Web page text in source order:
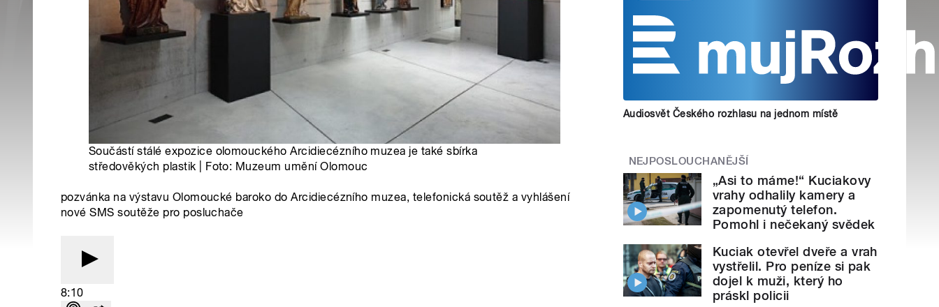
Součástí stálé expozice olomouckého Arcidiecézního muzea je také sbírka
středověkých plastik | Foto: Muzeum umění Olomouc
pozvánka na výstavu Olomoucké baroko do Arcidiecézního muzea, telefonická soutěž a vyhlášení
nové SMS soutěže pro posluchače
8:10
Audiosvět Českého rozhlasu na jednom místě
NEJPOSLOUCHANĚJŠÍ
„Asi to máme!“ Kuciakovy
vrahy odhalily kamery a
zapomenutý telefon.
Pomohl i nečekaný svědek
Kuciak otevřel dveře a vrah
vystřelil. Pro peníze si pak
dojel k muži, který ho
práskl policii